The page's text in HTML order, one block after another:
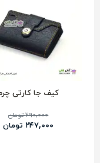
کیف جا کارتی
۲۹۰,۰۰۰ تومان
۲۴۷,۰۰۰ تومان